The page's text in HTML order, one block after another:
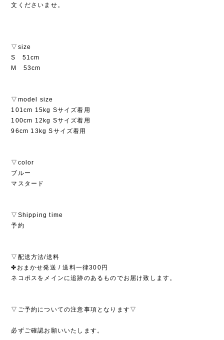
文くださいませ。
▽size
S 51cm
M 53cm
▽model size
101cm 15kg Sサイズ着用
100cm 12kg Sサイズ着用
96cm 13kg Sサイズ着用
▽color
ブルー
マスタード
▽Shipping time
予約
▽配送方法/送料
✤おまかせ発送 / 送料一律300円
ネコポスをメインに追跡のあるものでお届け致します。
▽ご予約についての注意事項となります▽
必ずご確認お願いいたします。